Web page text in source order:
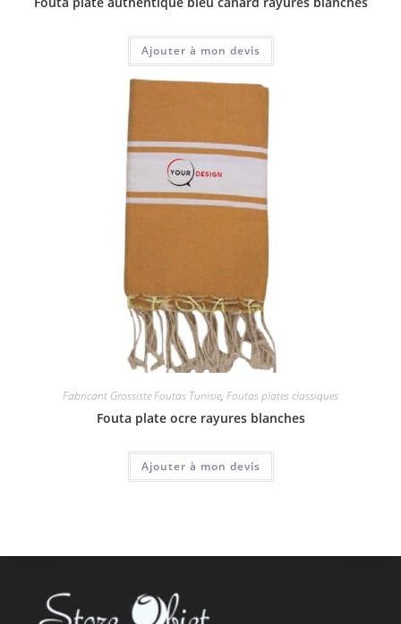
Ajouter à mon devis
Fabricant Grossiste Foutas Tunisie, Foutas plates classiques
Fouta plate ocre rayures blanches
Ajouter à mon devis